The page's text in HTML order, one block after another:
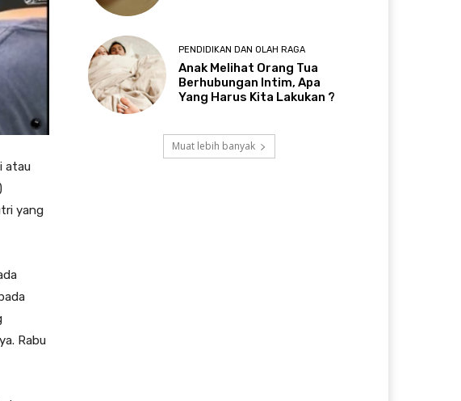
atau
yang
Rabu
PENDIDIKAN DAN OLAH RAGA
Anak Melihat Orang Tua
Berhubungan Intim, Apa
Yang Harus Kita Lakukan ?
Muat lebih banyak